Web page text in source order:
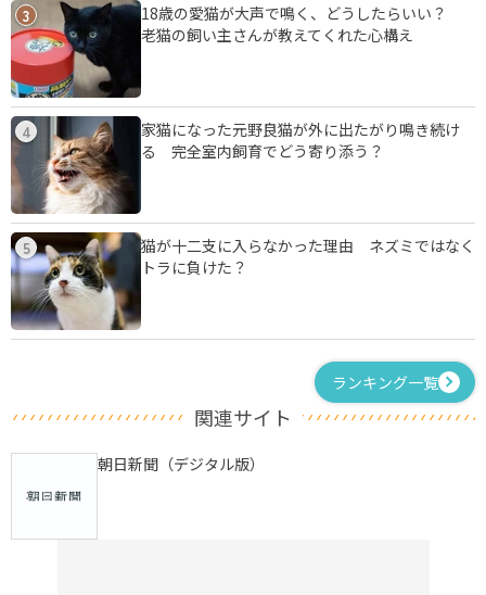
3
18歳の愛猫が大声で鳴く、どうしたらいい？
老猫の飼い主さんが教えてくれた心構え
4
家猫になった元野良猫が外に出たがり鳴き続け
る 完全室内飼育でどう寄り添う？
5
猫が十二支に入らなかった理由 ネズミではなく
トラに負けた？
ランキング一覧
関連サイト
朝日新聞（デジタル版）